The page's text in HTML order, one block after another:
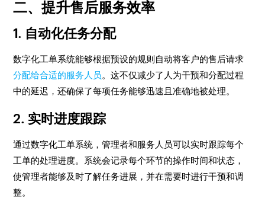
二、提升售后服务效率
1. 自动化任务分配
数字化工单系统能够根据预设的规则自动将客户的售后请求
分配给合适的服务人员。这不仅减少了人为干预和分配过程
中的延迟，还确保了每项任务能够迅速且准确地被处理。
2. 实时进度跟踪
通过数字化工单系统，管理者和服务人员可以实时跟踪每个
工单的处理进度。系统会记录每个环节的操作时间和状态，
使管理者能够及时了解任务进展，并在需要时进行干预和调
整。